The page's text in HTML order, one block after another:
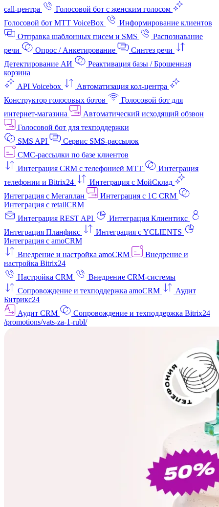
call-центра
Голосовой бот с женским голосом
Голосовой бот МТТ VoiceBox
Информирование клиентов
Отправка шаблонных писем и SMS
Распознавание
речи
Опрос / Анкетирование
Синтез речи
Детектирование АИ
Реактивация базы / Брошенная
корзина
API Voicebox
Автоматизация кол‑центра
Конструктор голосовых ботов
Голосовой бот для
интернет‑магазина
Автоматический исходящий обзвон
Голосовой бот для техподдержки
SMS API
Сервис SMS-рассылок
СМС-рассылки по базе клиентов
Интеграция CRM с телефонией МТТ
Интеграция
телефонии и Bitrix24
Интеграция с МойСклад
Интеграция с Мегаплан
Интеграция с 1C CRM
Интеграция с retailCRM
Интеграция REST API
Интеграция Клиентикс
Интеграция Планфикс
Интеграция с YCLIENTS
Интеграция с amoCRM
Внедрение и настройка amoCRM
Внедрение и
настройка Bitrix24
Настройка CRM
Внедрение CRM-системы
Сопровождение и техподдержка amoCRM
Аудит
Битрикс24
Аудит CRM
Сопровождение и техподдержка Bitrix24
/promotions/vats-za-1-rubl/